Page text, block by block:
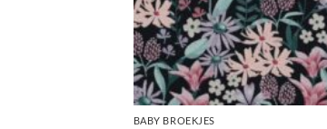
BABY BROEKJES